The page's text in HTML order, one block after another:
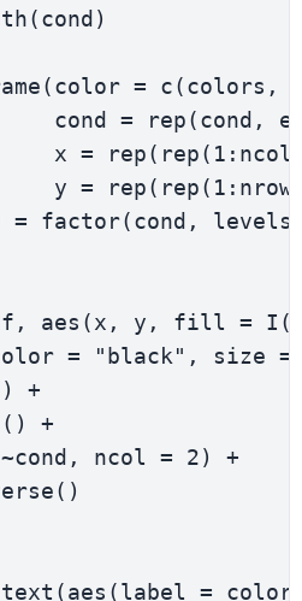
(cond )
(color = c(colors ,
cond
= rep(cond ,
x
= rep( rep( 1 : ncol
y
= rep( rep( 1 : nrow
= factor(cond ,
, aes (x , y , fill = I (
= "black" , size =
)
+
( )
+
~cond , ncol = 2)
+
( )
(aes (label = color